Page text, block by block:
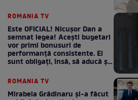
ROMANIA TV
Este OFICIAL! Nicușor Dan a
semnat legea! Acești bugetari
vor primi bonusuri de
performanță consistente. Ei
sunt obligați, însă, să aducă și
ROMANIA TV
Mirabela Grădinaru și-a făcut